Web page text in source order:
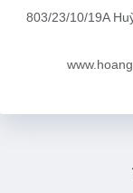
803/23/10/19A